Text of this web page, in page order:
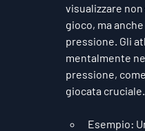
visualizzare
gioco, ma
pressione. Gli
mentalmente
pressione,
giocata cruciale.
Esempio: